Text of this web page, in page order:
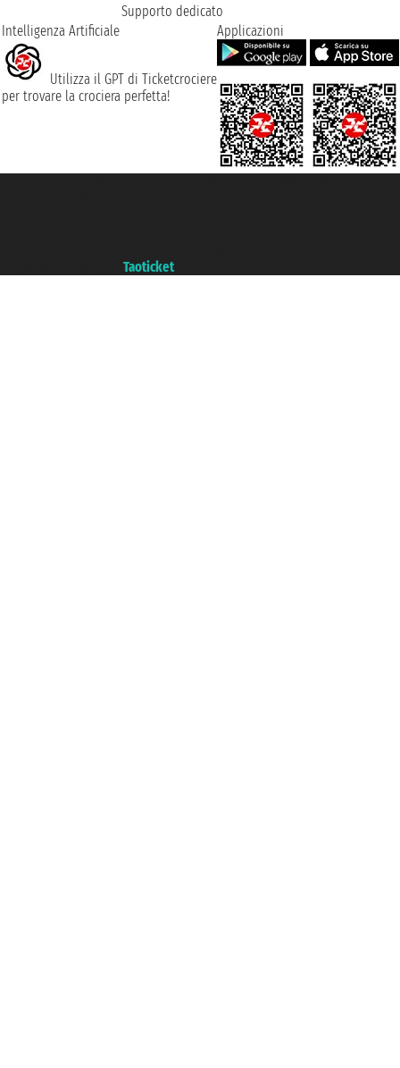
Supporto dedicato
Intelligenza Artificiale
Utilizza il GPT di Ticketcrociere
per trovare la crociera perfetta!
Applicazioni
Taoticket